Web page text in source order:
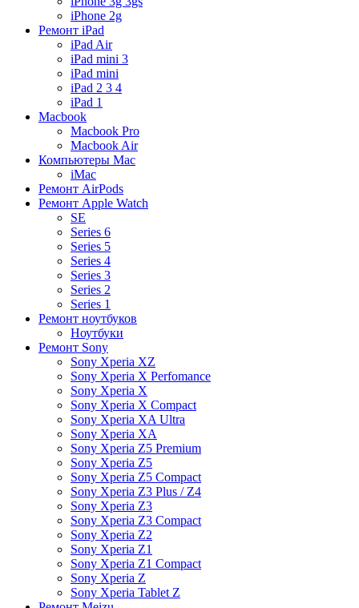
iPhone 2g
Ремонт iPad
iPad Air
iPad mini 3
iPad mini
iPad 2 3 4
iPad 1
Macbook
Macbook Pro
Macbook Air
Компьютеры Mac
iMac
Ремонт AirPods
Ремонт Apple Watch
SE
Series 6
Series 5
Series 4
Series 3
Series 2
Series 1
Ремонт ноутбуков
Ноутбуки
Ремонт Sony
Sony Xperia XZ
Sony Xperia X Perfomance
Sony Xperia X
Sony Xperia X Compact
Sony Xperia XA Ultra
Sony Xperia XA
Sony Xperia Z5 Premium
Sony Xperia Z5
Sony Xperia Z5 Compact
Sony Xperia Z3 Plus / Z4
Sony Xperia Z3
Sony Xperia Z3 Compact
Sony Xperia Z2
Sony Xperia Z1
Sony Xperia Z1 Compact
Sony Xperia Z
Sony Xperia Tablet Z